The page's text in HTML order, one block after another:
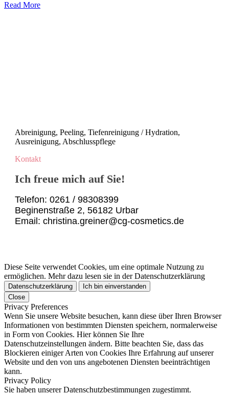
Read More
Abreinigung, Peeling, Tiefenreinigung / Hydration,
Ausreinigung, Abschlusspflege
Kontakt
Ich freue mich auf Sie!
Telefon: 0261 / 98308399
Beginenstraße 2, 56182 Urbar
Email: christina.greiner@cg-cosmetics.de
Diese Seite verwendet Cookies, um eine optimale Nutzung zu
ermöglichen. Mehr dazu lesen sie in der Datenschutzerklärung
Datenschutzerklärung
Ich bin einverstanden
Close
Privacy Preferences
Wenn Sie unsere Website besuchen, kann diese über Ihren Browser
Informationen von bestimmten Diensten speichern, normalerweise
in Form von Cookies. Hier können Sie Ihre
Datenschutzeinstellungen ändern. Bitte beachten Sie, dass das
Blockieren einiger Arten von Cookies Ihre Erfahrung auf unserer
Website und den von uns angebotenen Diensten beeinträchtigen
kann.
Privacy Policy
Sie haben unserer Datenschutzbestimmungen zugestimmt.